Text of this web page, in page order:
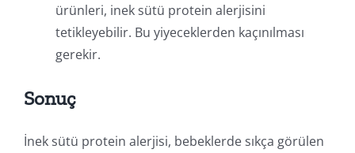
ürünleri, inek sütü protein alerjisini
tetikleyebilir. Bu yiyeceklerden kaçınılması
gerekir.
Sonuç
İnek sütü protein alerjisi, bebeklerde sıkça görülen